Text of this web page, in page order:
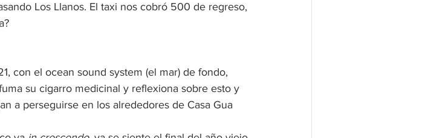
Los Llanos. El taxi nos cobró 500 de regreso,
con el ocean sound system (el mar) de fondo,
su cigarro medicinal y reflexiona sobre esto y
a perseguirse en los alrededores de Casa Gua